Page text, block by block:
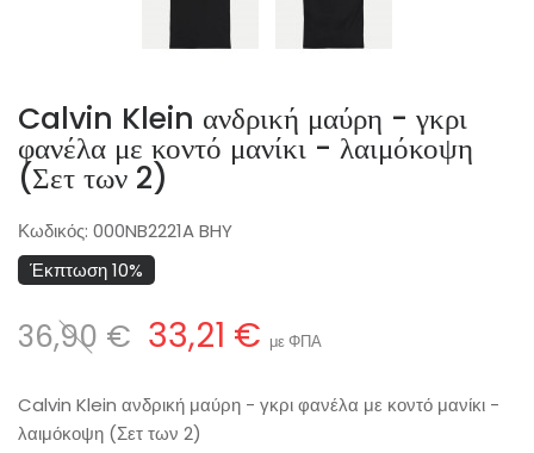
Calvin Klein ανδρική μαύρη - γκρι
φανέλα με κοντό μανίκι - λαιμόκοψη
(Σετ των 2)
Κωδικός: 000NB2221A BHY
Έκπτωση 10%
36,90 € 33,21 € με ΦΠΑ
Calvin Klein ανδρική μαύρη - γκρι φανέλα με κοντό μανίκι -
λαιμόκοψη (Σετ των 2)